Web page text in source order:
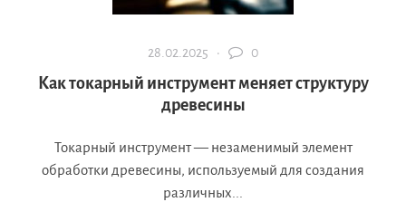
28.02.2025 · 0
Как токарный инструмент меняет структуру
древесины
Токарный инструмент — незаменимый элемент
обработки древесины, используемый для создания
различных...